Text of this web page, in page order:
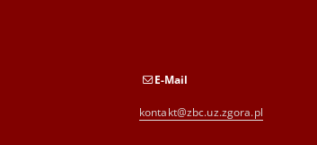
E-Mail
kontakt@zbc.uz.zgora.pl